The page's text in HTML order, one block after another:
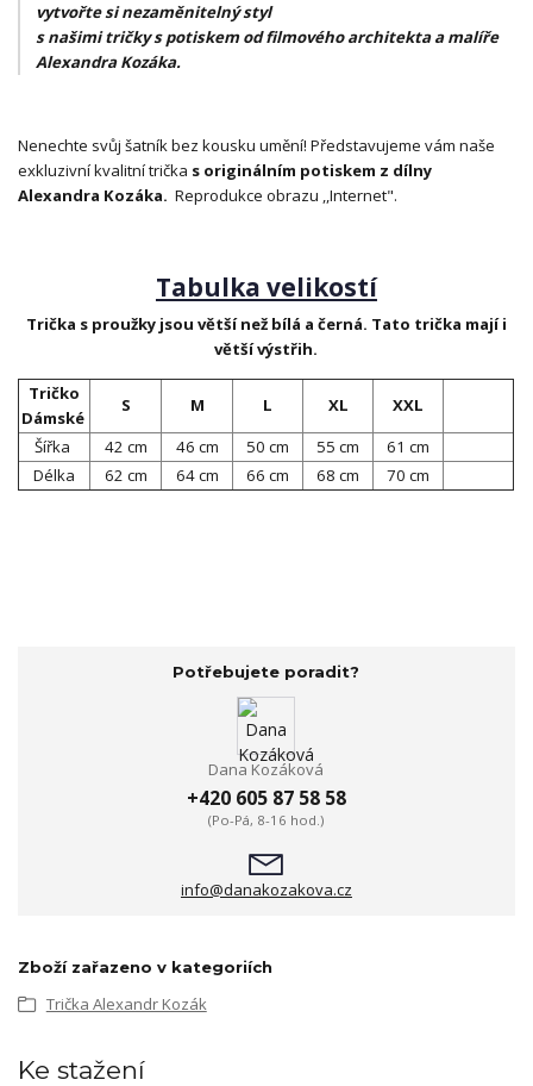
vytvořte si nezaměnitelný styl
s našimi tričky s potiskem od filmového architekta a malíře
Alexandra Kozáka.
Nenechte svůj šatník bez kousku umění! Představujeme vám naše
exkluzivní kvalitní trička s originálním potiskem z dílny
Alexandra Kozáka. Reprodukce obrazu ,,Internet".
Tabulka velikostí
Trička s proužky jsou větší než bílá a černá. Tato trička mají i
větší výstřih.
Tričko
Dámské
S M L XL
XXL
Šířka
42 cm 46 cm 50 cm 55 cm
61 cm
Délka
62 cm 64 cm 66 cm 68 cm 70 cm
Potřebujete poradit?
Dana Kozáková
+420 605 87 58 58
(Po-Pá, 8-16 hod.)
info@danakozakova.cz
Zboží zařazeno v kategoriích
Trička Alexandr Kozák
Ke stažení